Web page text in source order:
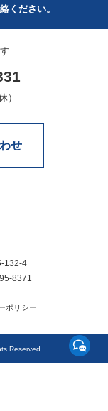
ください。
）
せ
132-4
8371
ポリシー
Reserved.